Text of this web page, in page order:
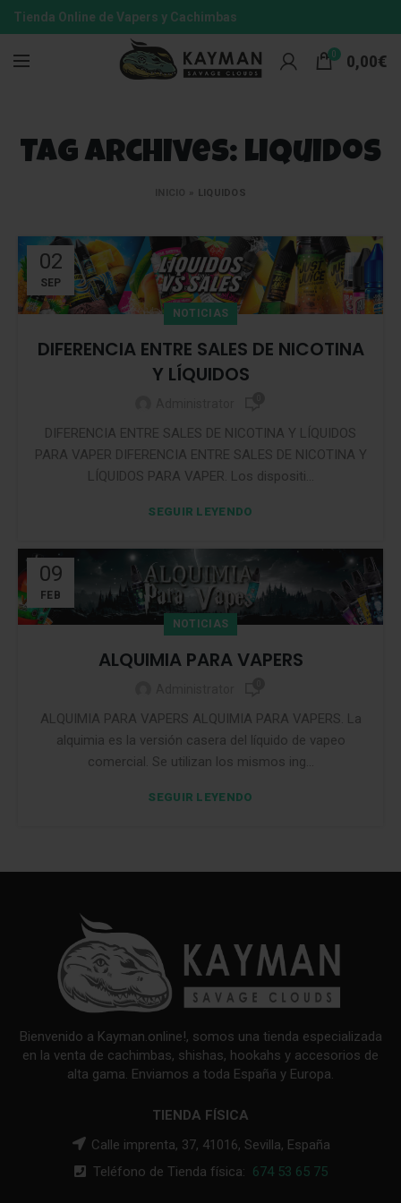
Tienda Online de Vapers y Cachimbas
0 0,00€
Tag Archives: liquidos
» LIQUIDOS
02
SEP
NOTICIAS
DIFERENCIA ENTRE SALES DE NICOTINA
Y LÍQUIDOS
DIFERENCIA ENTRE SALES DE NICOTINA Y LÍQUIDOS
PARA VAPER DIFERENCIA ENTRE SALES DE NICOTINA Y
LÍQUIDOS PARA VAPER. Los dispositi...
SEGUIR LEYENDO
09
FEB
NOTICIAS
ALQUIMIA PARA VAPERS
ALQUIMIA PARA VAPERS ALQUIMIA PARA VAPERS. La
alquimia es la versión casera del líquido de vapeo
comercial. Se utilizan los mismos ing...
SEGUIR LEYENDO
Bienvenido a Kayman.online!, somos una tienda especializada
en la venta de cachimbas, shishas, hookahs y accesorios de
alta gama. Enviamos a toda España y Europa.
TIENDA FÍSICA
Calle imprenta, 37, 41016, Sevilla, España
Teléfono de Tienda física: 674 53 65 75